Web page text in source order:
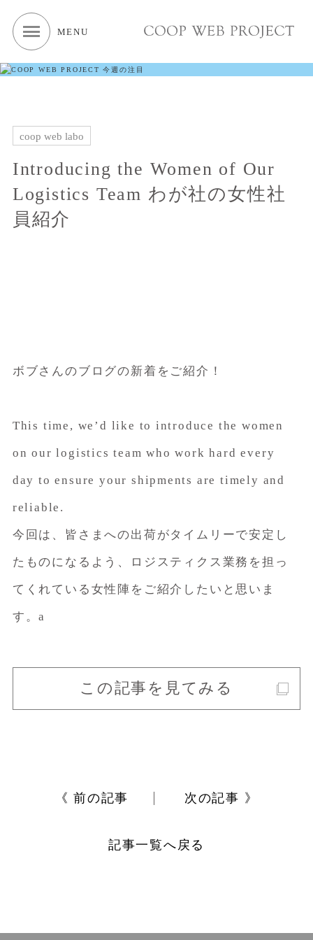
MENU
coop web labo
Introducing the Women of Our
Logistics Team わが社の女性社
員紹介
ボブさんのブログの新着をご紹介！
This time, we’d like to introduce the women
on our logistics team who work hard every
day to ensure your shipments are timely and
reliable.
今回は、皆さまへの出荷がタイムリーで安定し
たものになるよう、ロジスティクス業務を担っ
てくれている女性陣をご紹介したいと思いま
す。a
この記事を見てみる
《 前の記事
記事一覧へ戻る
次の記事 》